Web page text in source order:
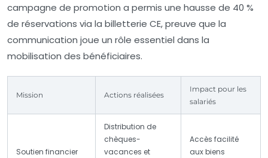
campagne de promotion a permis une hausse de 40 %
de réservations via la billetterie CE, preuve que la
communication joue un rôle essentiel dans la
mobilisation des bénéficiaires.
Mission Actions réalisées
Impact pour les
salariés
Soutien financier
Distribution de
chèques-
vacances et
Accès facilité
aux biens